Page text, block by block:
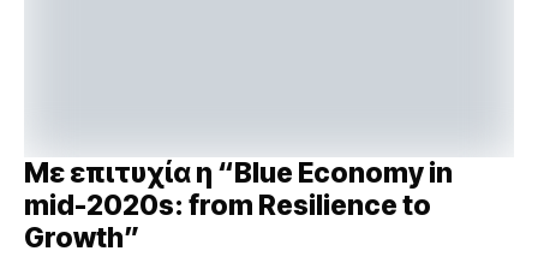
Με επιτυχία η “Blue Economy in
mid-2020s: from Resilience to
Growth”